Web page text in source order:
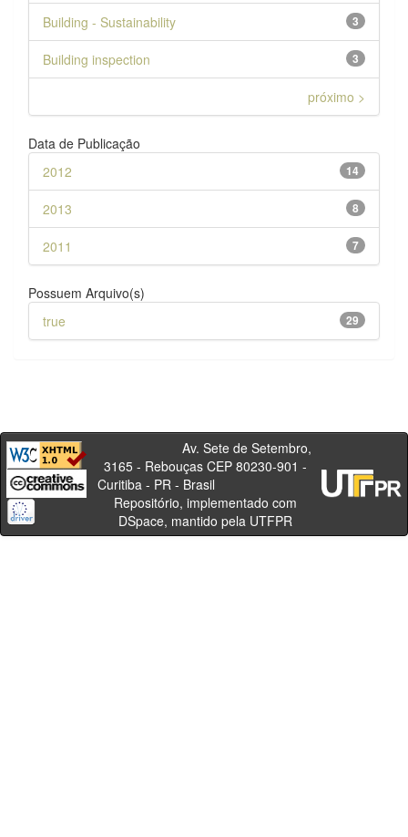
3
Building - Sustainability
3
Building inspection
próximo >
Data de Publicação
14
2012
8
2013
7
2011
Possuem Arquivo(s)
29
true
Av. Sete de Setembro,
3165 - Rebouças CEP 80230-901 -
Curitiba - PR - Brasil
Repositório, implementado com
DSpace, mantido pela UTFPR